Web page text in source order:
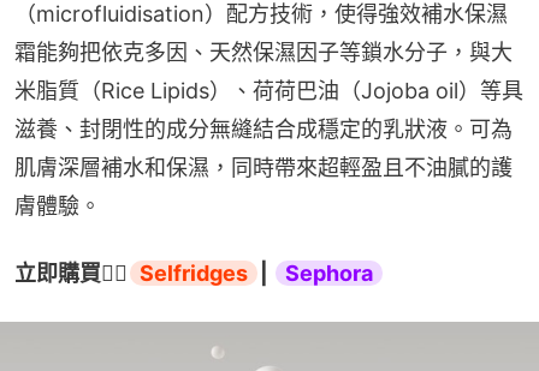
（microfluidisation）配方技術，使得強效補水保濕
霜能夠把依克多因、天然保濕因子等鎖水分子，與大
米脂質（Rice Lipids）、荷荷巴油（Jojoba oil）等具
滋養、封閉性的成分無縫結合成穩定的乳狀液。可為
肌膚深層補水和保濕，同時帶來超輕盈且不油膩的護
膚體驗。
立即購買👉🏻 Selfridges Sephora